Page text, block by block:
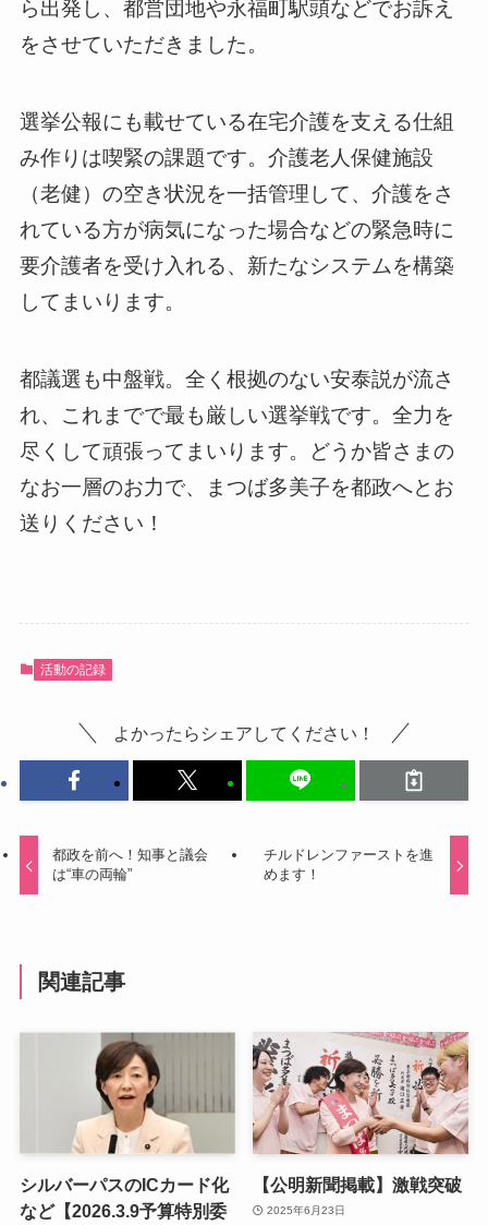
ら出発し、都営団地や永福町駅頭などでお訴え
をさせていただきました。
選挙公報にも載せている在宅介護を支える仕組
み作りは喫緊の課題です。介護老人保健施設
（老健）の空き状況を一括管理して、介護をさ
れている方が病気になった場合などの緊急時に
要介護者を受け入れる、新たなシステムを構築
してまいります。
都議選も中盤戦。全く根拠のない安泰説が流さ
れ、これまでで最も厳しい選挙戦です。全力を
尽くして頑張ってまいります。どうか皆さまの
なお一層のお力で、まつば多美子を都政へとお
送りください！
活動の記録
よかったらシェアしてください！
都政を前へ！知事と議会
は“車の両輪”
チルドレンファーストを進
めます！
関連記事
シルバーパスのICカード化
など【2026.3.9予算特別委
【公明新聞掲載】激戦突破
2025年6月23日